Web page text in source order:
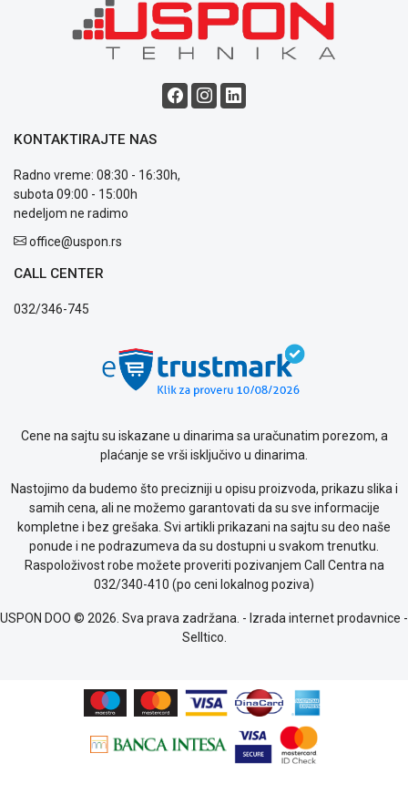
Saobraznost
privatnosti
Politika
kolačićima
Provera
garancije
Kontakt
WEB
KONTAKTIRAJTE NAS
Radno vreme: 08:30 - 16:30h,
subota 09:00 - 15:00h
nedeljom ne radimo
office@uspon.rs
CALL CENTER
032/346-745
Cene na sajtu su iskazane u dinarima sa uračunatim porezom, a
plaćanje se vrši isključivo u dinarima.
Nastojimo da budemo što precizniji u opisu proizvoda, prikazu slika i
samih cena, ali ne možemo garantovati da su sve informacije
kompletne i bez grešaka. Svi artikli prikazani na sajtu su deo naše
ponude i ne podrazumeva da su dostupni u svakom trenutku.
Raspoloživost robe možete proveriti pozivanjem Call Centra na
032/340-410 (po ceni lokalnog poziva)
USPON DOO © 2026. Sva prava zadržana. - Izrada internet prodavnice -
Selltico.